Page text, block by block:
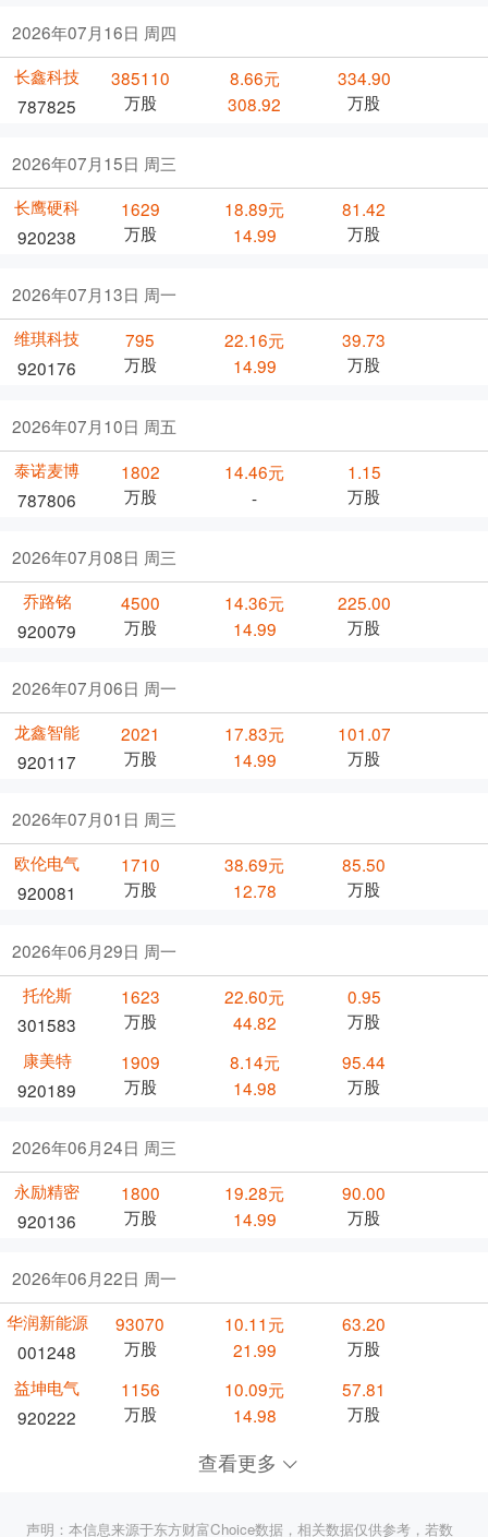
2026年07月16日 周四
长鑫科技
787825
385110
万股
8.66元
308.92
334.90
万股
2026年07月15日 周三
长鹰硬科
920238
1629
万股
18.89元
14.99
81.42
万股
2026年07月13日 周一
维琪科技
920176
795
万股
22.16元
14.99
39.73
万股
2026年07月10日 周五
泰诺麦博
787806
1802
万股
14.46元
-
1.15
万股
2026年07月08日 周三
乔路铭
920079
4500
万股
14.36元
14.99
225.00
万股
2026年07月06日 周一
龙鑫智能
920117
2021
万股
17.83元
14.99
101.07
万股
2026年07月01日 周三
欧伦电气
920081
1710
万股
38.69元
12.78
85.50
万股
2026年06月29日 周一
托伦斯
301583
1623
万股
22.60元
44.82
0.95
万股
康美特
920189
1909
万股
8.14元
14.98
95.44
万股
2026年06月24日 周三
永励精密
920136
1800
万股
19.28元
14.99
90.00
万股
2026年06月22日 周一
华润新能源
001248
93070
万股
10.11元
21.99
63.20
万股
益坤电气
920222
1156
万股
10.09元
14.98
57.81
万股
查看更多
声明：本信息来源于东方财富Choice数据，相关数据仅供参考，若数